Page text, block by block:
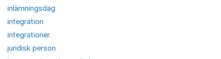
inlämningsdag
integration
integrationer
juridisk person